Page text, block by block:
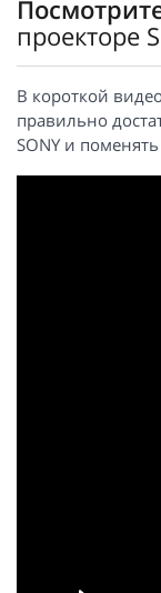
проекторе
В короткой
правильно
SONY и